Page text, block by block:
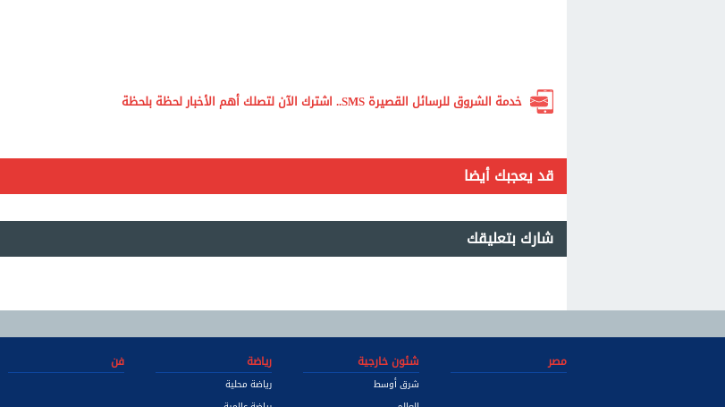
خدمة الشروق للرسائل القصيرة SMS.. اشترك الآن لتصلك أهم الأخبار لحظة بلحظة
قد يعجبك أيضا
شارك بتعليقك
مصر شئون خارجية
شرق أوسط
رياضة
رياضة محلية
فن